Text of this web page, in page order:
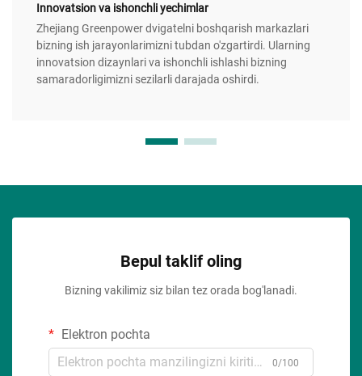
Innovatsion va ishonchli yechimlar
Zhejiang Greenpower dvigatelni boshqarish markazlari
bizning ish jarayonlarimizni tubdan o'zgartirdi. Ularning
innovatsion dizaynlari va ishonchli ishlashi bizning
samaradorligimizni sezilarli darajada oshirdi.
Bepul taklif oling
Bizning vakilimiz siz bilan tez orada bog'lanadi.
Elektron pochta
0/100